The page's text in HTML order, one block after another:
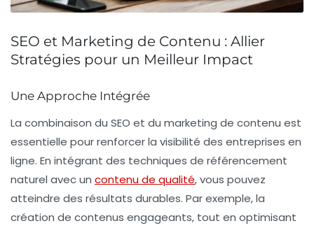
SEO et Marketing de Contenu : Allier
Stratégies pour un Meilleur Impact
Une Approche Intégrée
La combinaison du SEO et du marketing de contenu est
essentielle pour renforcer la visibilité des entreprises en
ligne. En intégrant des techniques de référencement
naturel avec un contenu de qualité, vous pouvez
atteindre des résultats durables. Par exemple, la
création de contenus engageants, tout en optimisant